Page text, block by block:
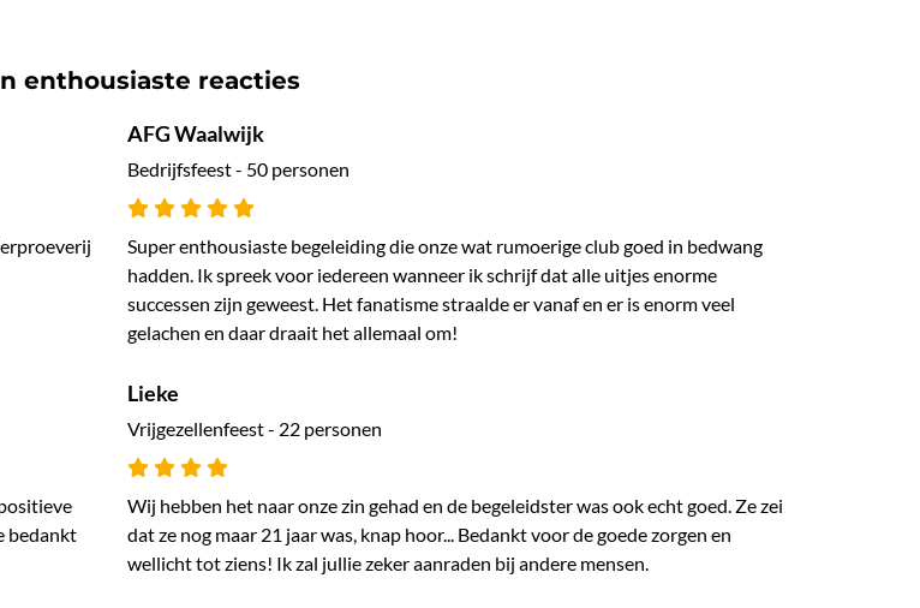
enthousiaste reacties
AFG Waalwijk
Bedrijfsfeest - 50 personen
Super enthousiaste begeleiding die onze wat rumoerige club goed in bedwang
hadden. Ik spreek voor iedereen wanneer ik schrijf dat alle uitjes enorme
successen zijn geweest. Het fanatisme straalde er vanaf en er is enorm veel
gelachen en daar draait het allemaal om!
bedankt
Lieke
Vrijgezellenfeest - 22 personen
Wij hebben het naar onze zin gehad en de begeleidster was ook echt goed. Ze zei
dat ze nog maar 21 jaar was, knap hoor... Bedankt voor de goede zorgen en
wellicht tot ziens! Ik zal jullie zeker aanraden bij andere mensen.